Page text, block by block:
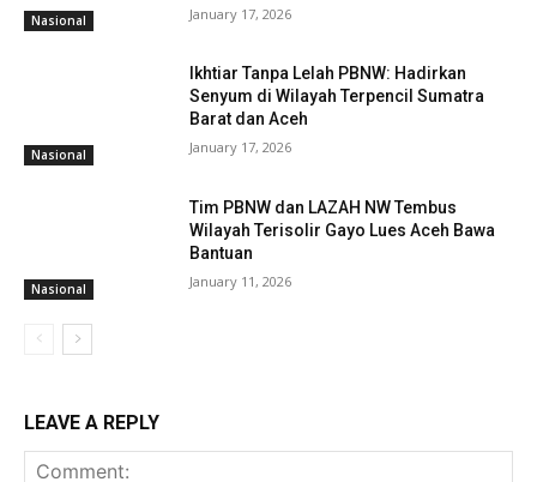
Nasional January 17, 2026
Nasional
Ikhtiar Tanpa Lelah PBNW: Hadirkan
Senyum di Wilayah Terpencil Sumatra
Barat dan Aceh
January 17, 2026
Nasional
Tim PBNW dan LAZAH NW Tembus
Wilayah Terisolir Gayo Lues Aceh Bawa
Bantuan
January 11, 2026
LEAVE A REPLY